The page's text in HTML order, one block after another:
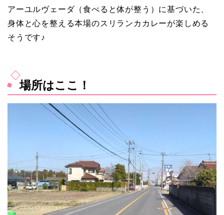
アーユルヴェーダ（食べると体が整う）に基づいた、
身体と心を整える本場のスリランカカレーが楽しめる
そうです♪
場所はここ！